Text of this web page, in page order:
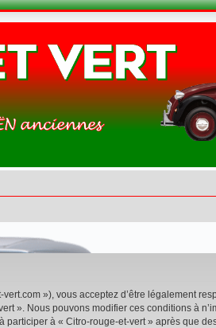
»), vous acceptez d’être légalement
». Nous pouvons modifier ces conditions à
à « Citro-rouge-et-vert » après que